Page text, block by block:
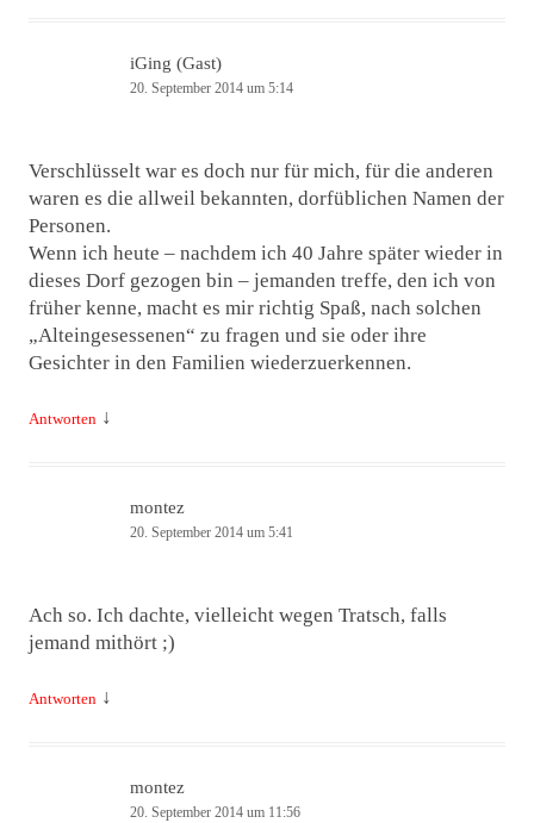
iGing (Gast)
20. September 2014 um 5:14
Verschlüsselt war es doch nur für mich, für die anderen
waren es die allweil bekannten, dorfüblichen Namen der
Personen.
Wenn ich heute – nachdem ich 40 Jahre später wieder in
dieses Dorf gezogen bin – jemanden treffe, den ich von
früher kenne, macht es mir richtig Spaß, nach solchen
„Alteingesessenen“ zu fragen und sie oder ihre
Gesichter in den Familien wiederzuerkennen.
Antworten ↓
montez
20. September 2014 um 5:41
Ach so. Ich dachte, vielleicht wegen Tratsch, falls
jemand mithört ;)
Antworten ↓
montez
20. September 2014 um 11:56